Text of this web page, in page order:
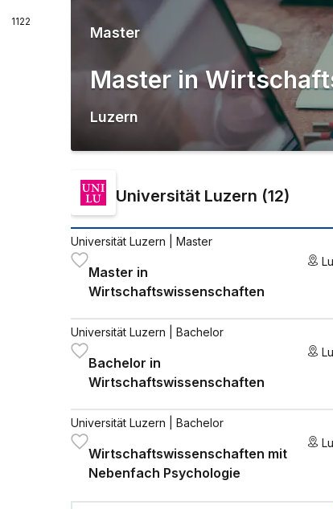
1122
Master
Master in
Luzern
Universität Luzern (12)
Universität Luzern | Master
Master in
Wirtschaftswissenschaften
Universität Luzern | Bachelor
Bachelor in
Wirtschaftswissenschaften
Universität Luzern | Bachelor
Wirtschaftswissenschaften mit
Nebenfach Psychologie